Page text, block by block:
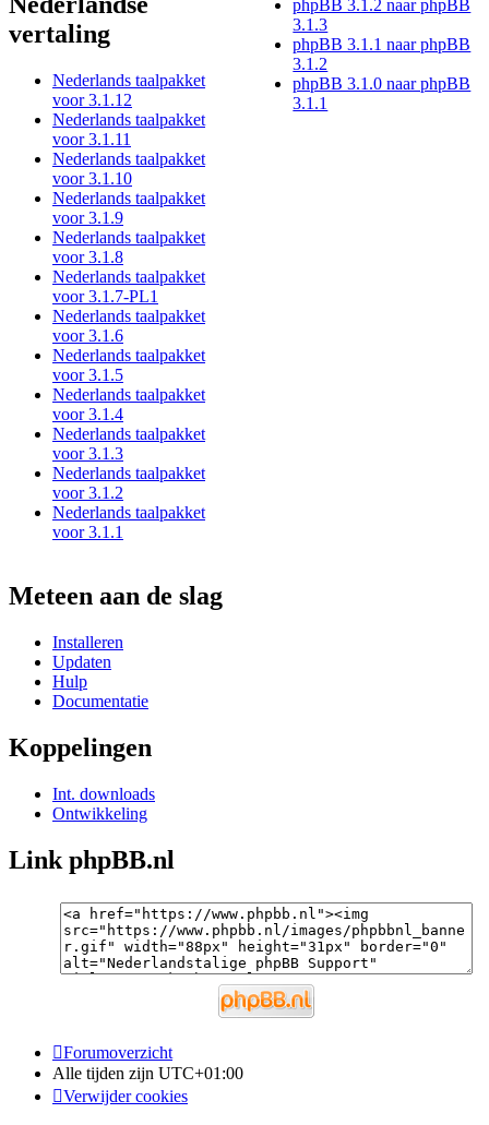
vertaling
Nederlands taalpakket
voor 3.1.12
Nederlands taalpakket
voor 3.1.11
Nederlands taalpakket
voor 3.1.10
Nederlands taalpakket
voor 3.1.9
Nederlands taalpakket
voor 3.1.8
Nederlands taalpakket
voor 3.1.7-PL1
Nederlands taalpakket
voor 3.1.6
Nederlands taalpakket
voor 3.1.5
Nederlands taalpakket
voor 3.1.4
Nederlands taalpakket
voor 3.1.3
Nederlands taalpakket
voor 3.1.2
Nederlands taalpakket
voor 3.1.1
phpBB 3.1.2 naar phpBB
3.1.3
phpBB 3.1.1 naar phpBB
3.1.2
phpBB 3.1.0 naar phpBB
3.1.1
Meteen aan de slag
Installeren
Updaten
Hulp
Documentatie
Koppelingen
Int. downloads
Ontwikkeling
Link phpBB.nl
Forumoverzicht
Alle tijden zijn UTC+01:00
Verwijder cookies